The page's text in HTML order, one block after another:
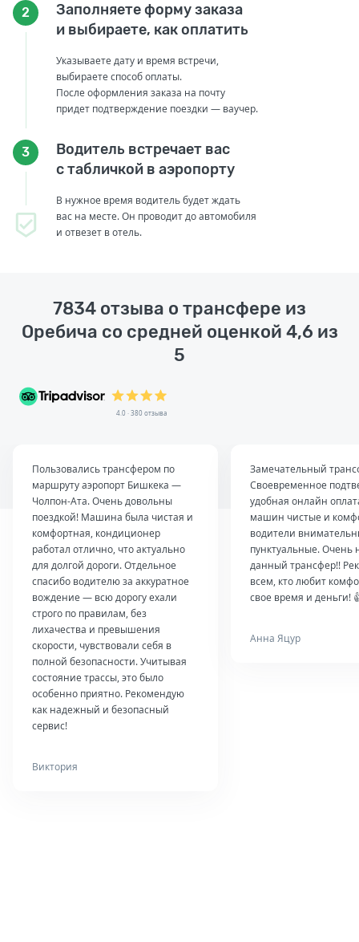
2
Заполняете форму заказа
и выбираете, как оплатить
Указываете дату и время встречи,
выбираете способ оплаты.
После оформления заказа на почту
придет подтверждение поездки — ваучер.
3
Водитель встречает вас
с табличкой в аэропорту
В нужное время водитель будет ждать
вас на месте. Он проводит до автомобиля
и отвезет в отель.
7834 отзыва о трансфере из
Оребича со средней оценкой 4,6 из
5
4.0 · 380 отзыва
Пользовались трансфером по
маршруту аэропорт Бишкека —
Чолпон-Ата. Очень довольны
поездкой! Машина была чистая и
комфортная, кондиционер
работал отлично, что актуально
для долгой дороги. Отдельное
спасибо водителю за аккуратное
вождение — всю дорогу ехали
строго по правилам, без
лихачества и превышения
скорости, чувствовали себя в
полной безопасности. Учитывая
состояние трассы, это было
особенно приятно. Рекомендую
как надежный и безопасный
сервис!
Виктория
Замечательный
Своевременное
удобная онлайн
машин чистые и
водители
пунктуальные. Очень
данный трансфер!!
всем, кто любит
свое время и деньги!
Анна Яцур